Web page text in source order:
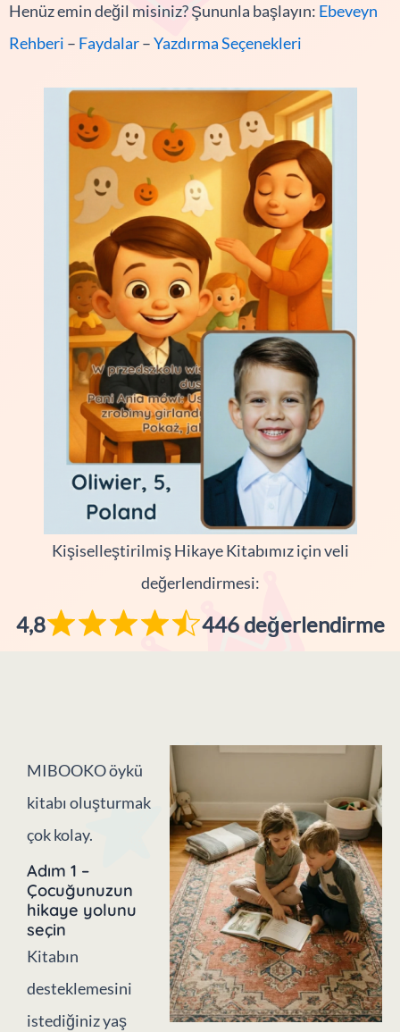
Henüz emin değil misiniz? Şununla başlayın: Ebeveyn
Rehberi – Faydalar–Yazdırma Seçenekleri
Kişiselleştirilmiş Hikaye Kitabımız için veli
değerlendirmesi:
4,8 446 değerlendirme
MIBOOKO öykü
kitabı oluşturmak
çok kolay.
Adım 1 –
Çocuğunuzun
hikaye yolunu
seçin
Kitabın
desteklemesini
istediğiniz yaş